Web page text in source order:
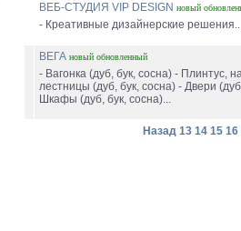
ВЕБ-СТУДИЯ VIP DESIGN новый
- Креативные дизайнерские
ВЕГА новый обновленный
- Вагонка (дуб, бук, сосна) - Плинтус,
лестницы (дуб, бук, сосна) - Двери
Шкафы (дуб, бук, сосна)...
Назад 13 14 15 16